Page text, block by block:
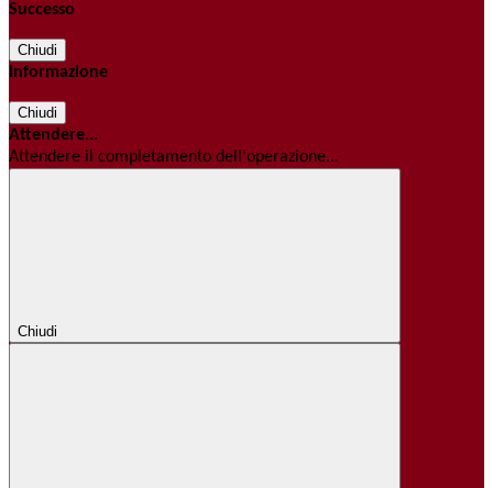
Successo
Chiudi
Informazione
Chiudi
Attendere...
Attendere il completamento dell'operazione...
Chiudi